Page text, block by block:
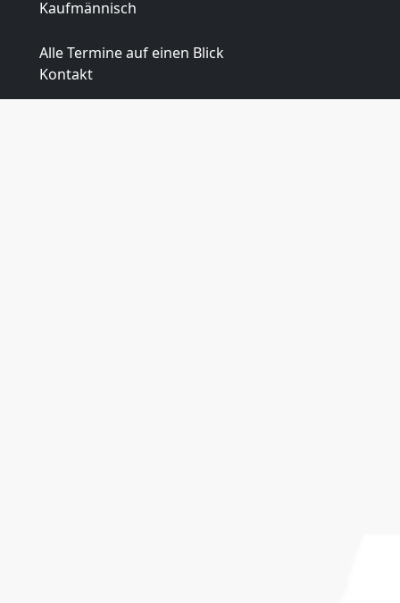
Kaufmännisch
Alle Termine auf einen Blick
Kontakt